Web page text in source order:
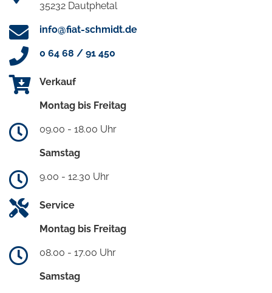
35232 Dautphetal
info@fiat-schmidt.de
0 64 68 / 91 450
Verkauf
Montag bis Freitag
09.00 - 18.00 Uhr
Samstag
9.00 - 12.30 Uhr
Service
Montag bis Freitag
08.00 - 17.00 Uhr
Samstag